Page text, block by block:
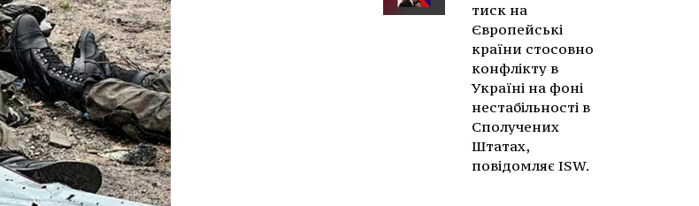
тиск на
Європейські
країни стосовно
конфлікту в
Україні на фоні
нестабільності в
Сполучених
Штатах,
повідомляє ISW.